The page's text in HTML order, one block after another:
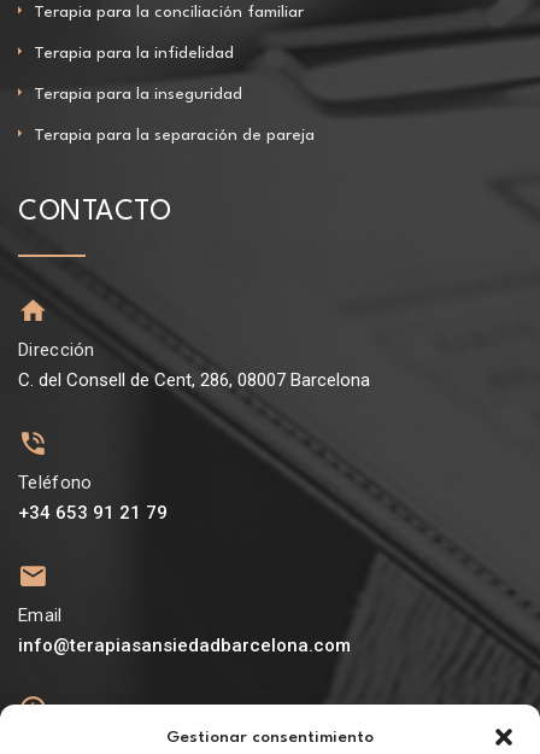
Gestionar consentimiento
Terapia para la conciliación familiar
Terapia para la infidelidad
Terapia para la inseguridad
Terapia para la separación de pareja
CONTACTO
Dirección
C. del Consell de Cent, 286, 08007 Barcelona
Teléfono
+34 653 91 21 79
Email
info@terapiasansiedadbarcelona.com